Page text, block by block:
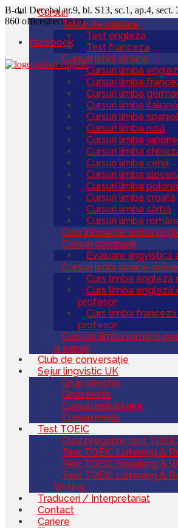
B-dul Decebal nr.9, bl. S13, sc.1, ap.4, sect.
860 office@ecurs.ro
facebook
Global English Inc
Cursuri limbi straine
Cursuri
Teste de plasare
Test engleza
Test franceza
Cursuri limbi străine
Cursuri limba
Cursuri limba
Cursuri limba
Cursuri limba italiană
Cursuri limba
Cursuri limba rusă
Cursuri limba
Cursuri limba
Cursuri limba cehă
Cursuri limba
Cursuri limba polonă
Cursuri limba croată
Cursuri limba sârbă
Cursuri limba
Curs interactiv limba
Cursuri companii
Evaluare lingvistică
Cursuri limbi straine online
Curs limba engleză
Curs limba engleză
profesor
Curs limba
profesor
Curs de limba română
și expați
Club de conversație
Sejur lingvistic UK
Grup deschis
Grup inchis
Cursuri individuale
Cursuri mixte
Test TOEIC
Curs pregătire test TOEIC
Test TOEIC Listening &
Test TOEIC Speaking &
Test TOEIC Listening &
Writing
Traduceri / Interpretariat
Contact
Cariere